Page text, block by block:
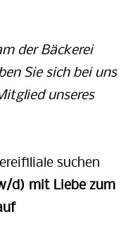
der Bäckerei
Sie sich bei uns
unseres
suchen
d) mit Liebe zum